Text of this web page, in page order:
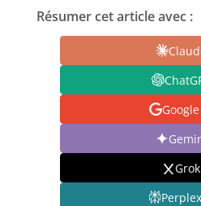
Résumer cet article avec :
Grok